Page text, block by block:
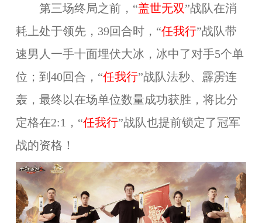
第三场终局之前，“盖世无双”战队在消
耗上处于领先，39回合时，“任我行”战队带
速男人一手十面埋伏大冰，冰中了对手5个单
位；到40回合，“任我行”战队法秒、霹雳连
轰，最终以在场单位数量成功获胜，将比分
定格在2:1，“任我行”战队也提前锁定了冠军
战的资格！